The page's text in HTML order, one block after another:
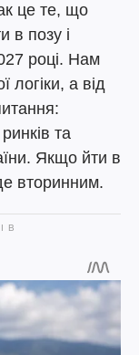
це те, що
в позу і
році. Нам
логіки, а від
та
Якщо йти в
вторинним.